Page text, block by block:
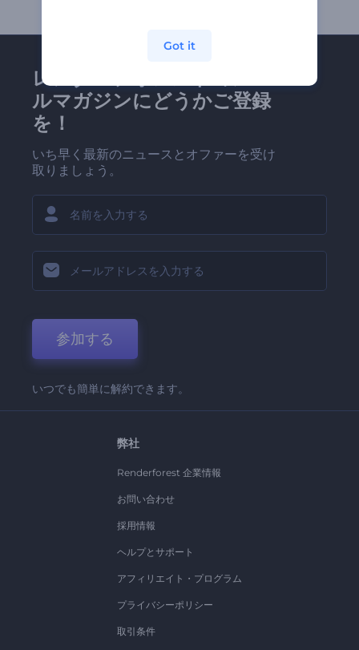
レンダーフォレストのメー
ルマガジンにどうかご登録
を！
いち早く最新のニュースとオファーを受け
取りましょう。
参加する
いつでも簡単に解約できます。
弊社
Renderforest 企業情報
お問い合わせ
採用情報
ヘルプとサポート
アフィリエイト・プログラム
プライバシーポリシー
取引条件
Got it